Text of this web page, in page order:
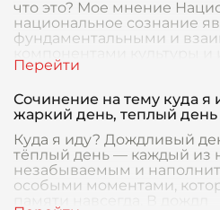
что это? Мое мнение
национальное сознание
фундаментальными и
Сочинение на тему куда
жаркий день, теплый день
Куда я иду? Дождливый
тёплый день — каждый из
незабываемым и
особыми моментами,
памяти навсегда. В дождл